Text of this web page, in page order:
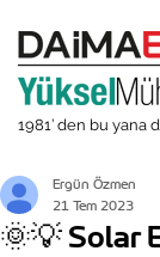
1981’ den bu yana
🌞💡 Solar
Ergün Özmen
21 Tem 2023